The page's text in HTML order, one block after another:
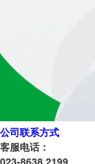
公司联系方式
客服电话：
023-8638 2199